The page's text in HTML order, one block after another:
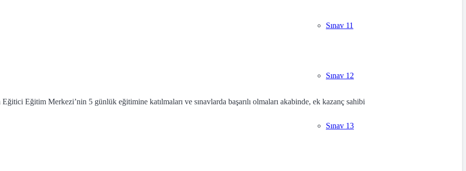
Sınav 11
Sınav 12
Sınav 13
Eğitim Merkezi’nin 5 günlük eğitimine katılmaları ve sınavlarda başarılı olmaları akabinde, ek kazanç sahibi